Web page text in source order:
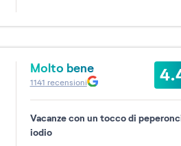
Molto bene
1141 recensioni
Vacanze con un tocco di
iodio